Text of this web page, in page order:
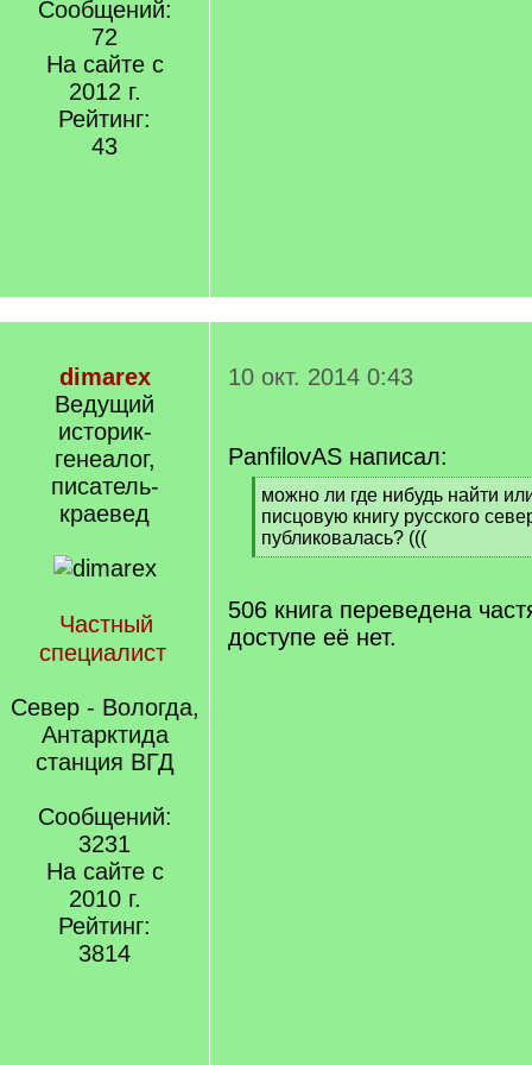
Сообщений:
72
На сайте с
2012 г.
Рейтинг:
43
dimarex
Ведущий
историк-
генеалог,
писатель-
краевед
Частный
специалист
Север - Вологда,
Антарктида
станция ВГД
Сообщений:
3231
На сайте с
2010 г.
Рейтинг:
3814
10 окт. 2014 0:43
PanfilovAS написал:
[
q
]
можно ли где нибудь найти
писцовую книгу русского
публиковалась? (((
[
q
]
506 книга переведена
доступе её нет.